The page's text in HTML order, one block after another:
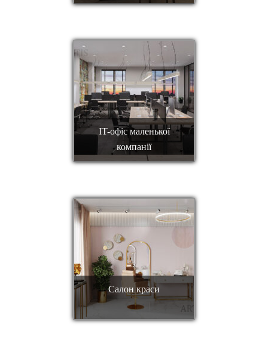
IT-офіс маленької
компанії
Салон краси